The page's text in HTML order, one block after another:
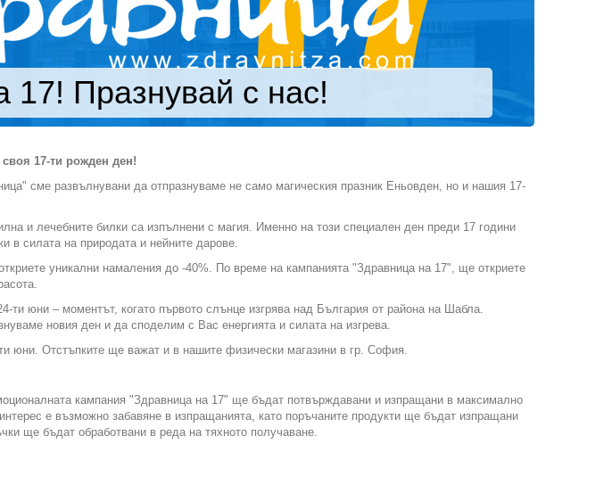
17! Празнувай с нас!
17-ти рожден ден!
сме развълнувани да отпразнуваме не само магическия празник Еньовден, но и нашия 17-
и лечебните билки са изпълнени с магия. Именно на този специален ден преди 17 години
в силата на природата и нейните дарове.
уникални намаления до -40%. По време на кампанията "Здравница на 17", ще откриете
ти юни – моментът, когато първото слънце изгрява над България от района на Шабла.
новия ден и да споделим с Вас енергията и силата на изгрева.
юни. Отстъпките ще важат и в нашите физически магазини в гр. София.
кампания "Здравница на 17" ще бъдат потвърждавани и изпращани в максимално
е възможно забавяне в изпращанията, като поръчаните продукти ще бъдат изпращани
ще бъдат обработвани в реда на тяхното получаване.